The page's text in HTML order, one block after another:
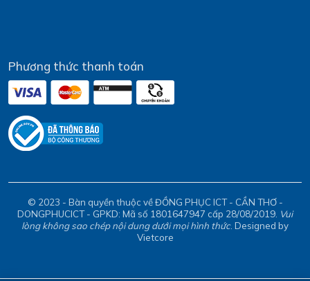
Phương thức thanh toán
© 2023 - Bàn quyền thuộc về ĐỒNG PHỤC ICT - CẦN THƠ -
DONGPHUCICT - GPKD: Mã số 1801647947 cấp 28/08/2019. Vui
lòng không sao chép nội dung dưới mọi hình thức. Designed by
Vietcore